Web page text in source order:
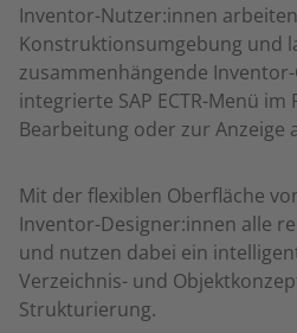
Inventor-Nutzer:innen
Konstruktionsumgebung und
zusammenhängende
integrierte SAP ECTR-Menü
Bearbeitung oder zur Anzeige
Mit der flexiblen Oberfläche
Inventor-Designer:innen alle
und nutzen dabei ein
Verzeichnis- und
Strukturierung.